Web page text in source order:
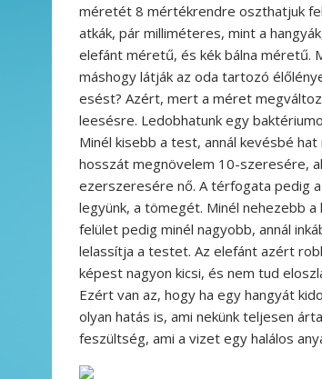
méretét 8 mértékrendre oszthatjuk
atkák, pár milliméteres, mint a
elefánt méretű, és kék bálna méretű.
máshogy látják az oda tartozó
esést? Azért, mert a méret
leesésre. Ledobhatunk egy
Minél kisebb a test, annál kevésbé
hosszát megnövelem 10-szeresére,
ezerszeresére nő. A térfogata pedig
legyünk, a tömegét. Minél nehezebb
felület pedig minél nagyobb, annál
lelassítja a testet. Az elefánt azért
képest nagyon kicsi, és nem tud
Ezért van az, hogy ha egy hangyát
olyan hatás is, ami nekünk teljesen
feszültség, ami a vizet egy halálos